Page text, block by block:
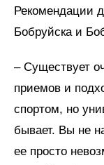
Рекомендации
Бобруйска и
– Существует
приемов и
спортом, но
бывает. Вы не
ее просто